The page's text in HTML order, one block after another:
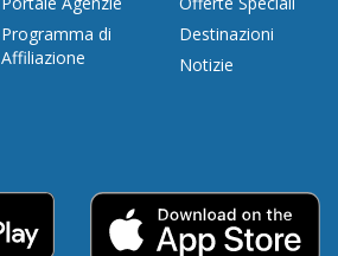
Programma di
Affiliazione
Destinazioni
Notizie